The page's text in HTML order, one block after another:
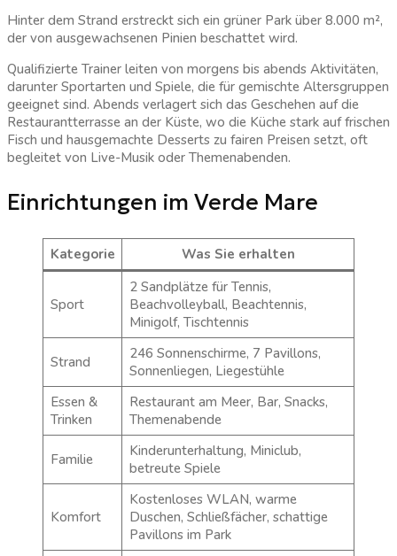
Hinter dem Strand erstreckt sich ein grüner Park über 8.000 m²,
der von ausgewachsenen Pinien beschattet wird.
Qualifizierte Trainer leiten von morgens bis abends Aktivitäten,
darunter Sportarten und Spiele, die für gemischte Altersgruppen
geeignet sind. Abends verlagert sich das Geschehen auf die
Restaurantterrasse an der Küste, wo die Küche stark auf frischen
Fisch und hausgemachte Desserts zu fairen Preisen setzt, oft
begleitet von Live-Musik oder Themenabenden.
Einrichtungen im Verde Mare
Kategorie Was Sie erhalten
Sport
2 Sandplätze für Tennis,
Beachvolleyball, Beachtennis,
Minigolf, Tischtennis
Strand
246 Sonnenschirme, 7 Pavillons,
Sonnenliegen, Liegestühle
Essen &
Trinken
Restaurant am Meer, Bar, Snacks,
Themenabende
Familie
Kinderunterhaltung, Miniclub,
betreute Spiele
Komfort
Kostenloses WLAN, warme
Duschen, Schließfächer, schattige
Pavillons im Park